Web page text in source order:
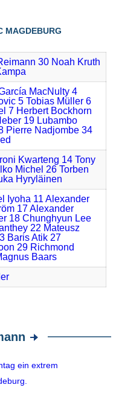
MAGDEBURG
30 Noah Kruth
MacNulty 4
5 Tobias Müller 6
7 Herbert Bockhorn
19 Lubambo
Pierre Nadjombe 34
Kwarteng 14 Tony
Michel 26 Torben
Hyryläinen
Iyoha 11 Alexander
17 Alexander
18 Chunghyun Lee
22 Mateusz
Baris Atik 27
29 Richmond
Baars